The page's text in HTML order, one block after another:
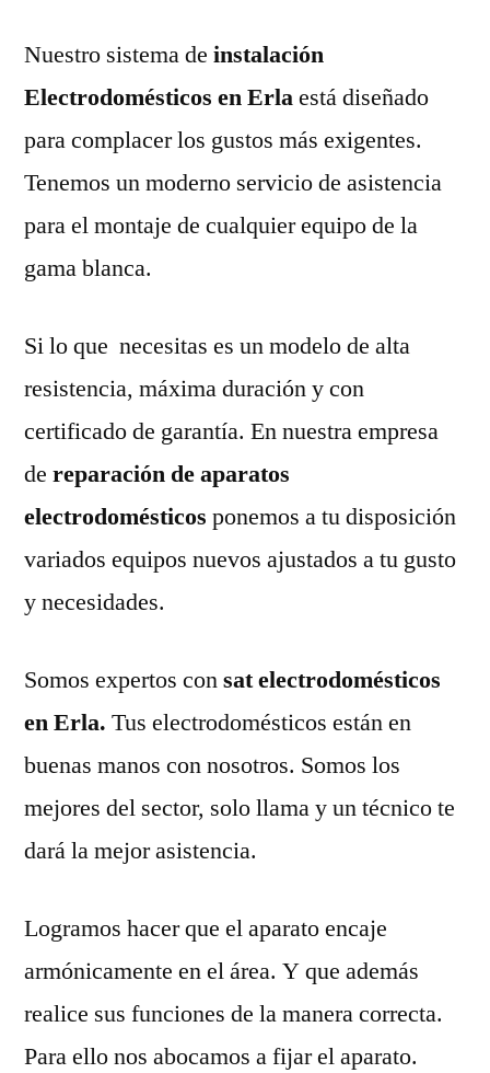
Nuestro sistema de instalación
Electrodomésticos en Erlaestá diseñado
para complacer los gustos más exigentes.
Tenemos un moderno servicio de asistencia
para el montaje de cualquier equipo de la
gama blanca.
Si lo que necesitas es un modelo de alta
resistencia, máxima duración y con
certificado de garantía. En nuestra empresa
de reparación de aparatos
electrodomésticos ponemos a tu disposición
variados equipos nuevos ajustados a tu gusto
y necesidades.
Somos expertos consat electrodomésticos
en Erla. Tus electrodomésticos están en
buenas manos con nosotros. Somos los
mejores del sector, solo llama y un técnico te
dará la mejor asistencia.
Logramos hacer que el aparato encaje
armónicamente en el área. Y que además
realice sus funciones de la manera correcta.
Para ello nos abocamos a fijar el aparato.